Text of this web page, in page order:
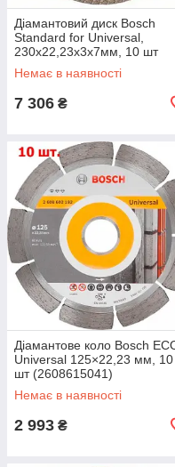
Діамантовий диск Bosch
Standard for Universal,
230x22,23x3x7мм, 10 шт
(2608615048)
Немає в наявності
7 306 ₴
Діамантове коло Bosch
Universal 125×22,23 мм, 10
шт (2608615041)
Немає в наявності
2 993 ₴